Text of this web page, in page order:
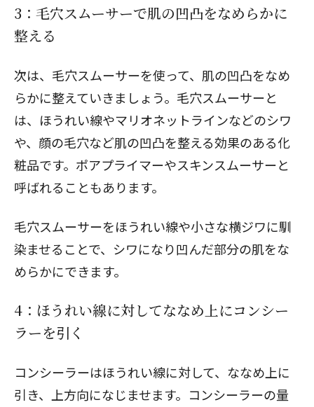
3：毛穴スムーサーで肌の凹凸をなめらかに
整える
次は、毛穴スムーサーを使って、肌の凹凸をなめ
らかに整えていきましょう。毛穴スムーサーと
は、ほうれい線やマリオネットラインなどのシワ
や、顔の毛穴など肌の凹凸を整える効果のある化
粧品です。ポアプライマーやスキンスムーサーと
呼ばれることもあります。
毛穴スムーサーをほうれい線や小さな横ジワに馴
染ませることで、シワになり凹んだ部分の肌をな
めらかにできます。
4：ほうれい線に対してななめ上にコンシー
ラーを引く
コンシーラーはほうれい線に対して、ななめ上に
引き、
上方向になじませます。コンシーラーの量